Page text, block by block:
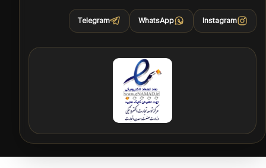
Instagram
WhatsApp
Telegram